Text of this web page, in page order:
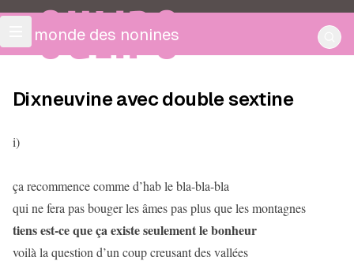
OULIPO
Le monde des nonines
Dixneuvine avec double sextine
i)
ça recommence comme d’hab le bla-bla-bla
qui ne fera pas bouger les âmes pas plus que les montagnes
tiens est-ce que ça existe seulement le bonheur
voilà la question d’un coup creusant des vallées